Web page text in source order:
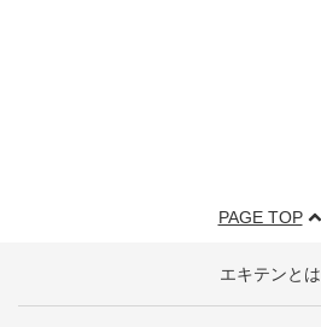
PAGE TOP
エキテンとは